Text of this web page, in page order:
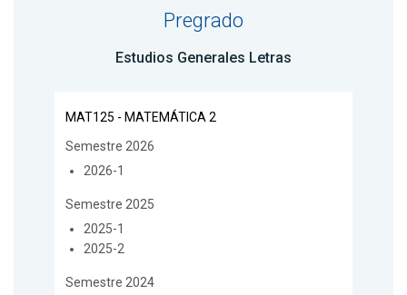
Pregrado
Estudios Generales Letras
MAT125 - MATEMÁTICA 2
Semestre 2026
2026-1
Semestre 2025
2025-1
2025-2
Semestre 2024